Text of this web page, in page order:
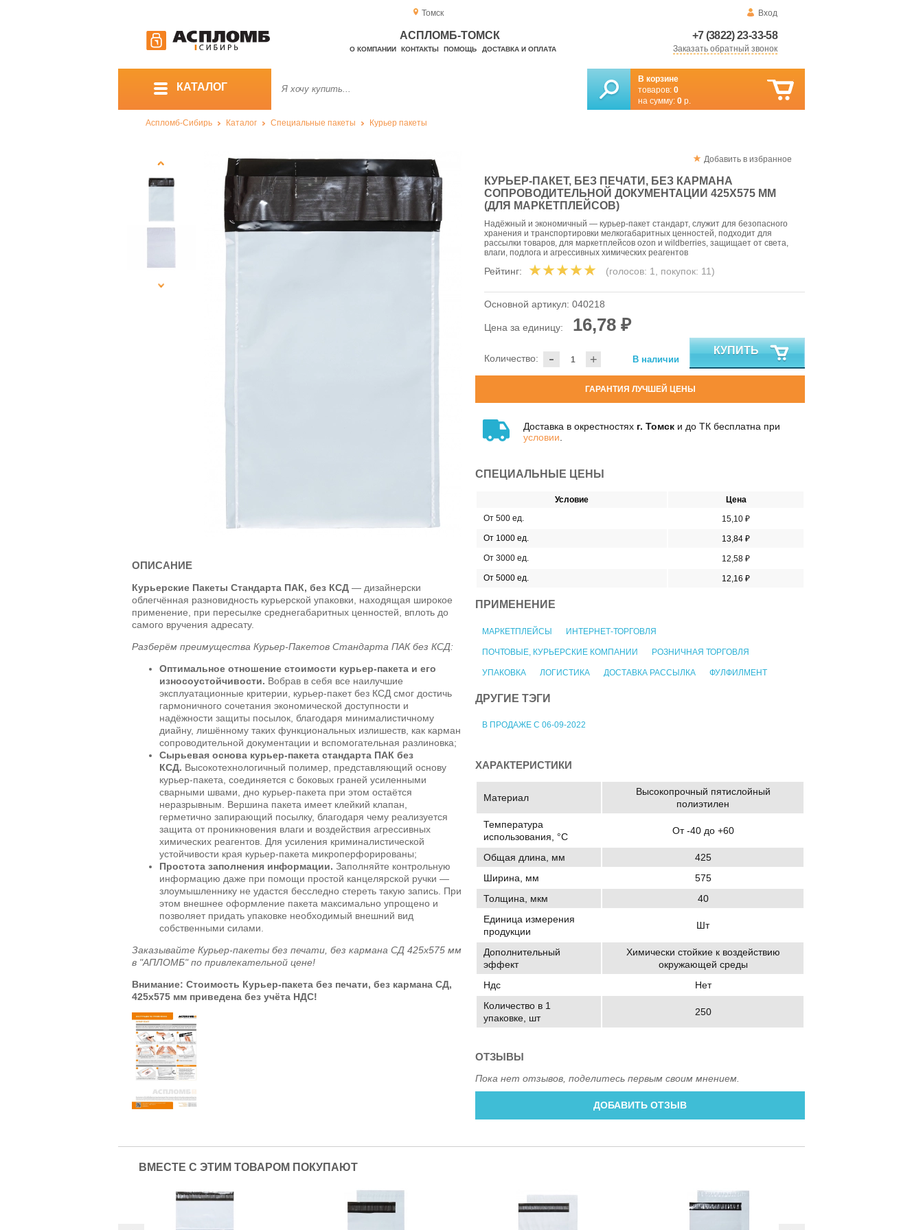
Томск Вход
+7 (3822) 23-33-58
Заказать обратный звонок
АСПЛОМБ-ТОМСК
О КОМПАНИИ КОНТАКТЫ ПОМОЩЬ ДОСТАВКА И ОПЛАТА
КАТАЛОГ
В корзине
товаров: 0
на сумму: 0 р.
Аспломб-Сибирь Каталог Специальные пакеты Курьер пакеты
Добавить в избранное
КУРЬЕР-ПАКЕТ, БЕЗ ПЕЧАТИ, БЕЗ КАРМАНА
СОПРОВОДИТЕЛЬНОЙ ДОКУМЕНТАЦИИ 425X575 ММ
(ДЛЯ МАРКЕТПЛЕЙСОВ)
Надёжный и экономичный — курьер-пакет стандарт, служит для безопасного
хранения и транспортировки мелкогабаритных ценностей, подходит для
рассылки товаров, для маркетплейсов ozon и wildberries, защищает от света,
влаги, подлога и агрессивных химических реагентов
Рейтинг: (голосов: 1, покупок: 11)
Основной артикул: 040218
Цена за единицу: 16,78 ₽
- +
Количество: В наличии
КУПИТЬ
ГАРАНТИЯ ЛУЧШЕЙ ЦЕНЫ
Доставка в окрестностях г. Томск и до ТК бесплатна при
условии
СПЕЦИАЛЬНЫЕ ЦЕНЫ
Условие
Цена
От 500 ед.
15,10 ₽
От 1000 ед.
13,84 ₽
От 3000 ед.
12,58 ₽
От 5000 ед.
12,16 ₽
ПРИМЕНЕНИЕ
МАРКЕТПЛЕЙСЫ ИНТЕРНЕТ-ТОРГОВЛЯ
ПОЧТОВЫЕ, КУРЬЕРСКИЕ КОМПАНИИ РОЗНИЧНАЯ ТОРГОВЛЯ
УПАКОВКА ЛОГИСТИКА ДОСТАВКА РАССЫЛКА ФУЛФИЛМЕНТ
ДРУГИЕ ТЭГИ
В ПРОДАЖЕ С 06-09-2022
ОПИСАНИЕ
Курьерские Пакеты Стандарта ПАК, без КСД — дизайнерски
облегчённая разновидность курьерской упаковки, находящая широкое
применение, при пересылке среднегабаритных ценностей, вплоть до
самого вручения адресату.
Разберём преимущества Курьер-Пакетов Стандарта ПАК без КСД:
Оптимальное отношение стоимости курьер-пакета и его
износоустойчивости. Вобрав в себя все наилучшие
эксплуатационные критерии, курьер-пакет без КСД смог достичь
гармоничного сочетания экономической доступности и
надёжности защиты посылок, благодаря минималистичному
диайну, лишённому таких функциональных излишеств, как карман
сопроводительной документации и вспомогательная разлиновка;
Сырьевая основа курьер-пакета стандарта ПАК без
КСД. Высокотехнологичный полимер, представляющий основу
курьер-пакета, соединяется с боковых граней усиленными
сварными швами, дно курьер-пакета при этом остаётся
неразрывным. Вершина пакета имеет клейкий клапан,
герметично запирающий посылку, благодаря чему реализуется
защита от проникновения влаги и воздействия агрессивных
химических реагентов. Для усиления криминалистической
устойчивости края курьер-пакета микроперфорированы;
Простота заполнения информации. Заполняйте контрольную
информацию даже при помощи простой канцелярской ручки —
злоумышленнику не удастся бесследно стереть такую запись. При
этом внешнее оформление пакета максимально упрощено и
позволяет придать упаковке необходимый внешний вид
собственными силами.
Заказывайте Курьер-пакеты без печати, без кармана СД 425x575 мм
в "АПЛОМБ" по привлекательной цене!
Внимание: Стоимость Курьер-пакета без печати, без кармана СД,
425x575 мм приведена без учёта НДС!
ХАРАКТЕРИСТИКИ
Материал
Высокопрочный пятислойный
полиэтилен
Температура
использования, °C
От -40 до +60
Общая длина, мм
425
Ширина, мм
575
Толщина, мкм
40
Единица измерения
продукции
Шт
Дополнительный
эффект
Химически стойкие к воздействию
окружающей среды
Ндс
Нет
Количество в 1
упаковке, шт
250
ОТЗЫВЫ
Пока нет отзывов, поделитесь первым своим мнением.
ДОБАВИТЬ ОТЗЫВ
ВМЕСТЕ С ЭТИМ ТОВАРОМ ПОКУПАЮТ